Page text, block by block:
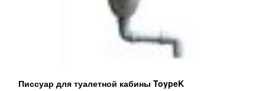
Писсуар для туалетной кабины ToypeK